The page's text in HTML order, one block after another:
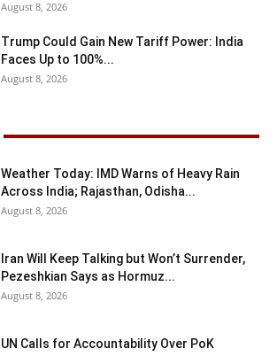
August 8, 2026
Trump Could Gain New Tariff Power: India
Faces Up to 100%...
August 8, 2026
Weather Today: IMD Warns of Heavy Rain
Across India; Rajasthan, Odisha...
August 8, 2026
Iran Will Keep Talking but Won’t Surrender,
Pezeshkian Says as Hormuz...
August 8, 2026
UN Calls for Accountability Over PoK